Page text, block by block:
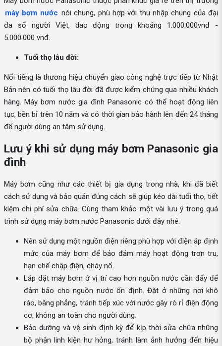
máy bơm nước nói chung, phù hợp với thu nhập chung của đại
đa số người Việt, dao động trong khoảng 1.000.000vnđ -
5.000.000 vnđ.
Tuổi thọ lâu đời:
Nổi tiếng là thương hiệu chuyển giao công nghệ trực tiếp từ Nhật
Bản nên có tuổi thọ lâu đời đã được kiểm chứng qua nhiều khách
hàng. Máy bơm nước gia đình Panasonic có thể hoạt động liên
tục, bền bỉ trên 10 năm và có thời gian bảo hành lên đến 24 tháng
để người dùng an tâm sử dụng.
Lưu ý khi sử dụng máy bơm Panasonic gia
đình
Máy bơm cũng như các thiết bị gia dụng trong nhà, khi đã biết
cách sử dụng và bảo quản đúng cách sẽ giúp kéo dài tuổi thọ, tiết
kiệm chi phí sửa chữa. Cùng tham khảo một vài lưu ý trong quá
trình sử dụng máy bơm nước Panasonic dưới đây nhé:
Nên sử dụng một nguồn điện riêng phù hợp với điện áp định
mức của máy bơm để bảo đảm máy hoạt động trơn tru,
hạn chế chập điện, cháy nổ.
Lắp đặt máy bơm ở vị trí cao hơn nguồn nước cần đẩy để
đảm bảo cho nguồn nước ổn định. Đặt ở những nơi khô
ráo, bằng phẳng, tránh tiếp xúc với nước gây rò rỉ điện động
cơ, không an toàn cho người dùng.
Bảo dưỡng và vệ sinh định kỳ để kịp thời sửa chữa những
bộ phận linh kiện hư hỏng, tránh làm ảnh hưởng đến hiệu